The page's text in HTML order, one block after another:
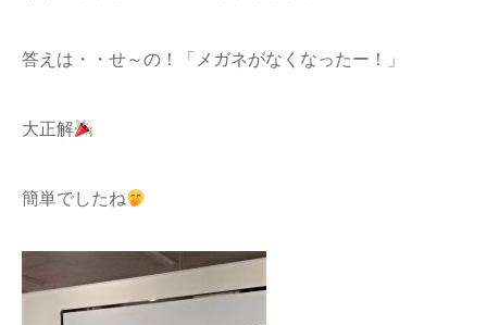
答えは・・せ～の！「メガネがなくなったー！」
大正解
簡単でしたね